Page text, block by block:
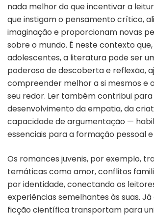
nada melhor do que incentivar a
que instigam o pensamento crítico,
imaginação e proporcionam novas
sobre o mundo. É neste contexto
adolescentes, a literatura pode ser
poderoso de descoberta e reflexão,
compreender melhor a si mesmos e
seu redor. Ler também contribui para
desenvolvimento da empatia, da
capacidade de argumentação —
essenciais para a formação pessoal
Os romances juvenis, por exemplo,
temáticas como amor, conflitos
por identidade, conectando os
experiências semelhantes às suas. Já
ficção científica transportam para